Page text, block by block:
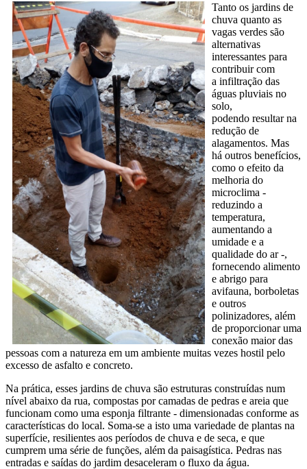
Tanto os jardins de
chuva quanto as
vagas verdes são
alternativas
interessantes para
contribuir com
a infiltração das
águas pluviais no
solo,
podendo resultar na
redução de
alagamentos. Mas
há outros benefícios,
como o efeito da
melhoria do
microclima -
reduzindo a
temperatura,
aumentando a
umidade e a
qualidade do ar -,
fornecendo alimento
e abrigo para
avifauna, borboletas
e outros
polinizadores, além
de proporcionar uma
conexão maior das
pessoas com a natureza em um ambiente muitas vezes hostil pelo
excesso de asfalto e concreto.
Na prática, esses jardins de chuva são estruturas construídas num
nível abaixo da rua, compostas por camadas de pedras e areia que
funcionam como uma esponja filtrante - dimensionadas conforme as
características do local. Soma-se a isto uma variedade de plantas na
superfície, resilientes aos períodos de chuva e de seca, e que
cumprem uma série de funções, além da paisagística. Pedras nas
entradas e saídas do jardim desaceleram o fluxo da água.